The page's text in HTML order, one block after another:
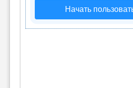
Начать